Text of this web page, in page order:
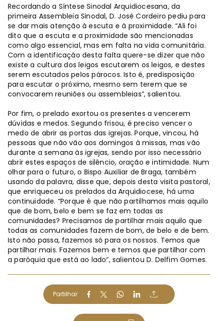
Recordando a Síntese Sinodal Arquidiocesana, da
primeira Assembleia Sinodal, D. José Cordeiro pediu para
se dar mais atenção à escuta e à proximidade. “Ali foi
dito que a escuta e a proximidade são mencionadas
como algo essencial, mas em falta na vida comunitária.
Com a identificação desta falta quere-se dizer que não
existe a cultura dos leigos escutarem os leigos, e destes
serem escutados pelos párocos. Isto é, predisposição
para escutar o próximo, mesmo sem terem que se
convocarem reuniões ou assembleias”, salientou.
Por fim, o prelado exortou os presentes a vencerem
dúvidas e medos. Segundo frisou, é preciso vencer o
medo de abrir as portas das igrejas. Porque, vincou, há
pessoas que não vão aos domingos à missas, mas vão
durante a semana às igrejas, sendo por isso necessário
abrir estes espaços de silêncio, oração e intimidade. Num
olhar para o futuro, o Bispo Auxiliar de Braga, também
usando da palavra, disse que, depois desta visita pastoral,
que enriqueceu os prelados da Arquidiocese, há uma
continuidade. “Porque é que não partilhamos mais aquilo
que de bom, belo e bem se faz em todas as
comunidades? Precisamos de partilhar mais aquilo que
todas as comunidades fazem de bom, de belo e de bem.
Isto não passa, fazemos só para os nossos. Temos que
partilhar mais. Fazemos bem e temos que partilhar com
a paróquia que está ao lado”, salientou D. Delfim Gomes.
Partilhar